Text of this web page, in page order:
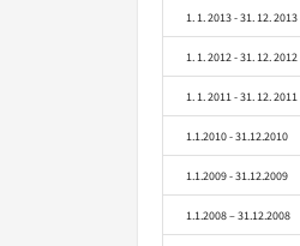
1. 1. 2013 - 31. 12. 2013
1. 1. 2012 - 31. 12. 2012
1. 1. 2011 - 31. 12. 2011
1.1.2010 - 31.12.2010
1.1.2009 - 31.12.2009
1.1.2008 – 31.12.2008